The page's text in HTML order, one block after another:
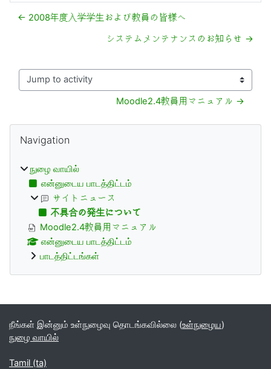
← 2008年度入学学生および教員の皆様へ
システムメンテナンスのお知らせ →
Jump to activity
Moodle2.4教員用マニュアル →
தொகுதிகள்
Navigation
நுழை வாயில்
என்னுடைய பாடத்திட்டம்
サイトニュース
不具合の発生について
Moodle2.4教員用マニュアル
என்னுடைய பாடத்திட்டம்
பாடத்திட்டங்கள்
Supplementary blocks
நீங்கள் இன்னும் உள்நுழைவு தொடங்கவில்லை (உள்நுழைய)
நுழை வாயில்
Tamil ‎(ta)‎